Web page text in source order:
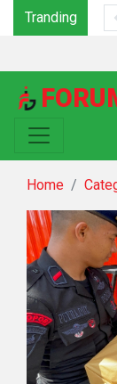
Tranding
Home